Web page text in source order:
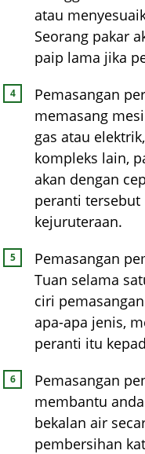
atau
Seorang pakar
paip lama jika
Pemasangan
memasang
gas atau
kompleks lain,
akan dengan
peranti
kejuruteraan.
Pemasangan
Tuan selama
ciri
apa-apa jenis,
peranti itu
Pemasangan
membantu
bekalan air
pembersihan